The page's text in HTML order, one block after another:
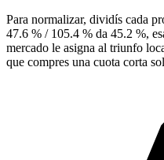
Para normalizar, dividís cada
47.6 % / 105.4 % da 45.2 %,
mercado le asigna al triunfo
que compres una cuota corta